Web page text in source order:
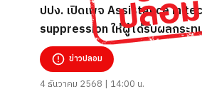
ปปง. เปิดเพจ Assistance in
suppression ให้ผู้ได้รับผลกระ
เซนเตอร์ ลงทะเบียนตรวจสอบข้อ
ช่วยเหลือข่าวปลอม
4 ธันวาคม 2568 | 14:00 น.